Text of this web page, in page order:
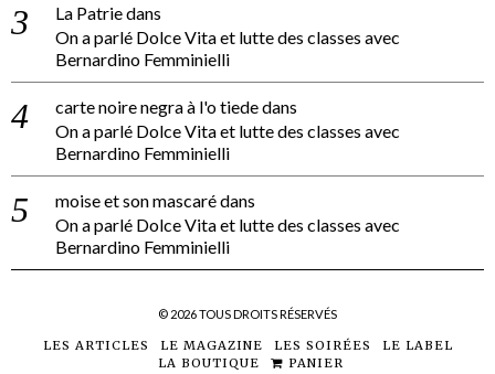
La Patriedans
On a parlé Dolce Vita et lutte des classes avec
Bernardino Femminielli
carte noire negra à l'o tiededans
On a parlé Dolce Vita et lutte des classes avec
Bernardino Femminielli
moise et son mascarédans
On a parlé Dolce Vita et lutte des classes avec
Bernardino Femminielli
© 2026TOUS DROITS RÉSERVÉS
LES ARTICLES LE MAGAZINE LES SOIRÉES
LE LABEL
LA BOUTIQUE
PANIER